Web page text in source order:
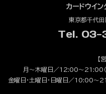
カードウイ
東京都千代
Tel.
【
月～木曜日／12:00～21:00
金曜日・土曜日・日曜日／10:00